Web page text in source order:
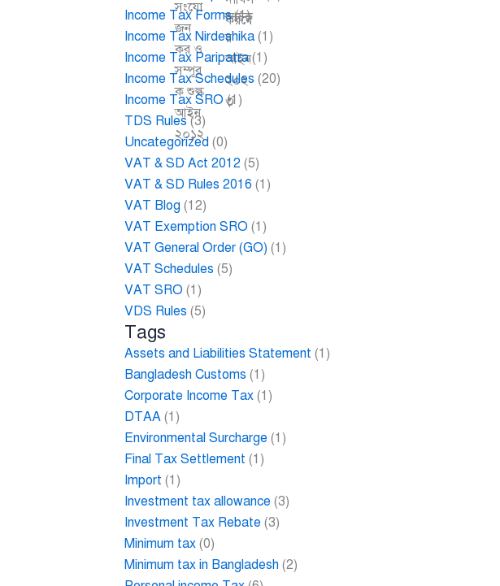
Income Tax Forms(1)
Income Tax Nirdeshika (1)
Income Tax Paripatra(1)
Income Tax Schedules (20)
Income Tax SRO(1)
TDS Rules(3)
Uncategorized (0)
VAT & SD Act 2012 (5)
VAT & SD Rules 2016 (1)
VAT Blog (12)
VAT Exemption SRO (1)
VAT General Order (GO) (1)
VAT Schedules (5)
VAT SRO (1)
VDS Rules (5)
Tags
Assets and Liabilities Statement (1)
Bangladesh Customs (1)
Corporate Income Tax (1)
DTAA (1)
Environmental Surcharge (1)
Final Tax Settlement (1)
Import (1)
Investment tax allowance (3)
Investment Tax Rebate (3)
Minimum tax (0)
Minimum tax in Bangladesh (2)